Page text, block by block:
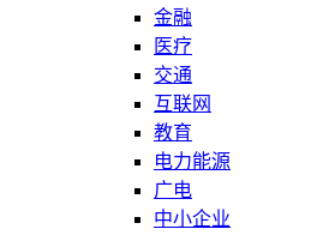
金融
医疗
交通
互联网
教育
电力能源
广电
中小企业